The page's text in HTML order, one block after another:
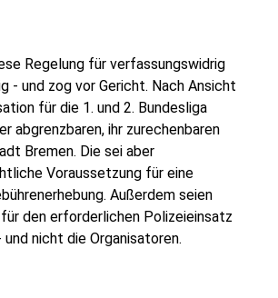
Regelung für verfassungswidrig
- und zog vor Gericht. Nach Ansicht
für die 1. und 2. Bundesliga
abgrenzbaren, ihr zurechenbaren
Bremen. Die sei aber
Voraussetzung für eine
Außerdem seien
den erforderlichen Polizeieinsatz
nicht die Organisatoren.